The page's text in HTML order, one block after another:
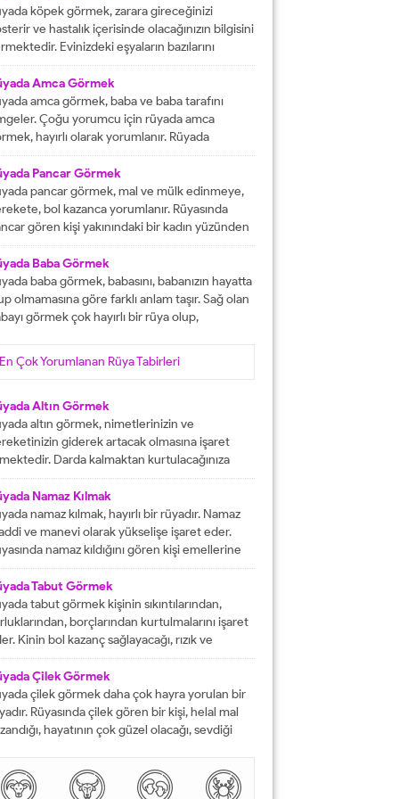
olmasına işaret etmektedir. İşlerinizin
gideceğini gösterirken, ömür boyu
olan konforlu bir hayatın varlığına delalet
Ağız tadınızı bozan faktörleri...
köpek görmek, zarara gireceğinizi
ve hastalık içerisinde olacağınızın bilgisini
Evinizdeki eşyaların bazılarını
delalet etmektedir. Kuvvetsiz
durumun içerisinde kalacağınızın ve rahatsızlık
olacağınızın haberini vermektedir.
dönemlerin içerisinde olacağınızın
verir ve kendinizi başarısız
işaret olacaktır. Diğer yandan ise
yapacak olan kişilerden dolayı başınızın...
Amca Görmek
amca görmek, baba ve baba tarafını
Çoğu yorumcu için rüyada amca
hayırlı olarak yorumlanır. Rüyada
gören kişi, kısa süre içerisinde
çözüp, huzura kavuşacak demektir.
bu rüyayı gören kişinin sağlık sıkıntıları varsa,
çözüme ulaşacak olarak yorumlanır. İşsiz
kişinin bu rüyayı görmesi hayırlı iş
Pancar Görmek
pancar görmek, mal ve mülk edinmeye,
bol kazanca yorumlanır. Rüyasında
gören kişi yakınındaki bir kadın yüzünden
düşebilir, acı haber alabilir, başına gelecek
üzüntüye ve kedere tabir edilebilir. Bekar
rüyasında pancar görürse, yakın zamanda
yada evlenir. Evli birisinin gördüğü
rüyası, eşiyle kavgaya yada ayrılığa...
Baba Görmek
baba görmek, babasını, babanızın hayatta
olmamasına göre farklı anlam taşır. Sağ olan
görmek çok hayırlı bir rüya olup,
veren veren en değerli varlıklar, kişinin
etmiş ise ihtiyacı olanlara yardım etmesi
En Çok Yorumlanan Rüya Tabirleri
Altın Görmek
altın görmek, nimetlerinizin ve
giderek artacak olmasına işaret
Darda kalmaktan kurtulacağınıza
eder ve engelleri yok edeceğinizi
İyi bir hayata sahip olmanızın
tüm pürüzlerin yok olacağını işaret
Emeklerinizin heba olmayacağını
rüyalardan birisi şeklinde
Rüyada altın bileklik görmek,
giderek artacak olmasına delalet
Namaz Kılmak
namaz kılmak, hayırlı bir rüyadır. Namaz
ve manevi olarak yükselişe işaret eder.
namaz kıldığını gören kişi emellerine
zamanda ulaşır. Namaz, rüya da olsa kişinin
güçleneceğini ve Allah tarafından
bir kişi olduğunu gösterir. Rüyalarımızda
çoğunlukla gerçek hayatla birebir
Rüyalarımızda...
Tabut Görmek
tabut görmek kişinin sıkıntılarından,
borçlarından kurtulmalarını işaret
Kinin bol kazanç sağlayacağı, rızık ve
anlamına gelir. Rüya sırasında tabut
aynı zaman da kişinin bahtının ve
kapanmış olduğunu ifade eder. Rüyada
görmek aynı zamanda kişinin yol hazırlığına
anlamına gelir....
Çilek Görmek
çilek görmek daha çok hayra yorulan bir
Rüyasında çilek gören bir kişi, helal mal
hayatının çok güzel olacağı, sevdiği
çoğunlukla aşkı ve tutkuyu da delalet eder.